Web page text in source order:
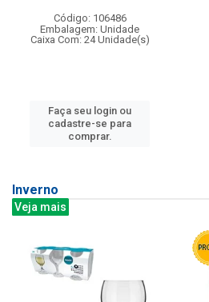
Código: 106486
Embalagem: Unidade
Caixa Com: 24 Unidade(s)
Faça seu login ou
cadastre-se para
comprar.
Inverno
Veja mais